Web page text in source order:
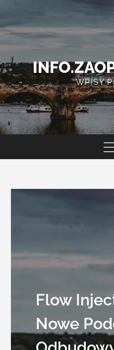
content
WPISY
Flow
Nowe